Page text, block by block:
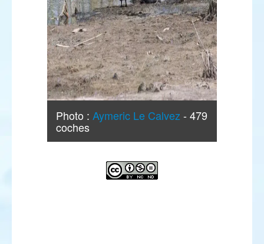
Photo : Aymeric Le Calvez - 479
coches